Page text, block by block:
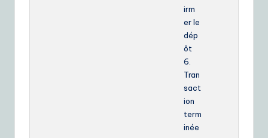
irm
er le
dép
ôt
6.
Tran
sact
ion
term
inée